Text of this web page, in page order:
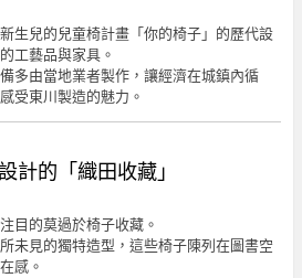
生兒的兒童椅計畫「你的椅子」的歷代設
工藝品與家具。
多由當地業者製作，讓經濟在城鎮內循
受東川製造的魅力。
計的「織田收藏」
目的莫過於椅子收藏。
未見的獨特造型，這些椅子陳列在圖書空
感。